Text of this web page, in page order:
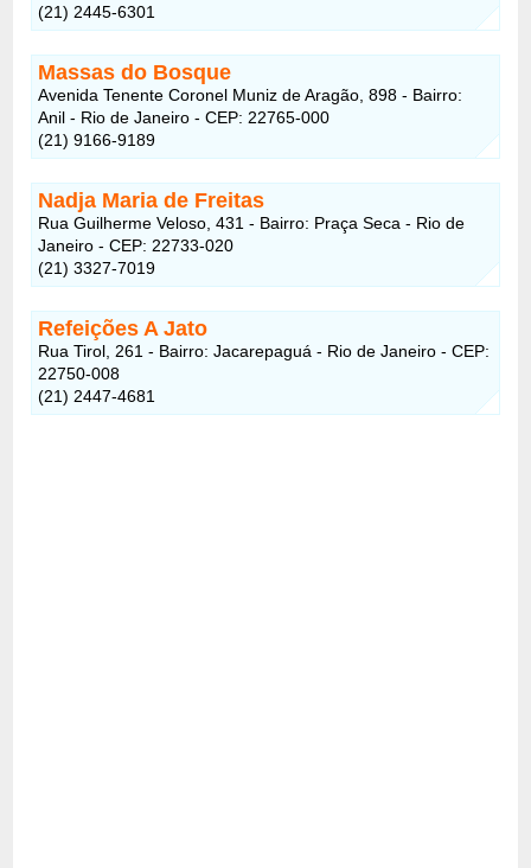
(21) 2445-6301
Massas do Bosque
Avenida Tenente Coronel Muniz de Aragão, 898 - Bairro:
Anil - Rio de Janeiro - CEP: 22765-000
(21) 9166-9189
Nadja Maria de Freitas
Rua Guilherme Veloso, 431 - Bairro: Praça Seca - Rio de
Janeiro - CEP: 22733-020
(21) 3327-7019
Refeições A Jato
Rua Tirol, 261 - Bairro: Jacarepaguá - Rio de Janeiro - CEP:
22750-008
(21) 2447-4681